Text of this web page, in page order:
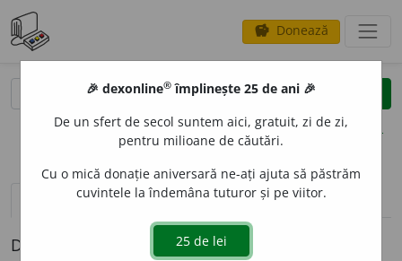
savings Donează
clear
opțiuni
definiții (1) pronunțievolume_up (22)
Definiția cu ID-ul 1025103:
🎉 dexonline® împlinește 25 de ani 🎉
De un sfert de secol suntem aici, gratuit, zi de zi,
pentru milioane de căutări.
Cu o mică donație aniversară ne-ați ajuta să păstrăm
cuvintele la îndemâna tuturor și pe viitor.